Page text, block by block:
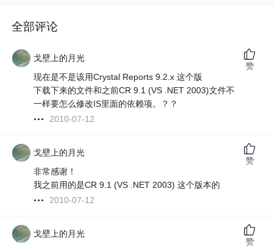
全部评论
戈壁上的月光
现在是不是该用Crystal Reports 9.2.x 这个版
下载下来的文件和之前CR 9.1 (VS .NET 2003)文件不
一样要怎么修改IS里面的依赖项。？？
2010-07-12
赞
戈壁上的月光
非常感谢！
我之前用的是CR 9.1 (VS .NET 2003) 这个版本的
2010-07-12
赞
戈壁上的月光
赞